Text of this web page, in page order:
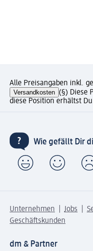
Alle Preisangaben inkl.
Versandkosten (§) Diese
diese Position erhältst Du
Wie gefällt Dir
Unternehmen Jobs
Geschäftskunden
dm & Partner